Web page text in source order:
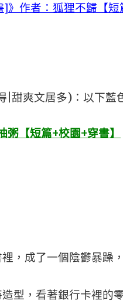
]》作者：狐狸不歸【
|甜爽文居多)：以下藍
粥【短篇+校園+穿書】
，成了一個陰鬱暴躁
型，看著銀行卡裡的零